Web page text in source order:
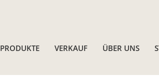
PRODUKTE VERKAUF ÜBER UNS